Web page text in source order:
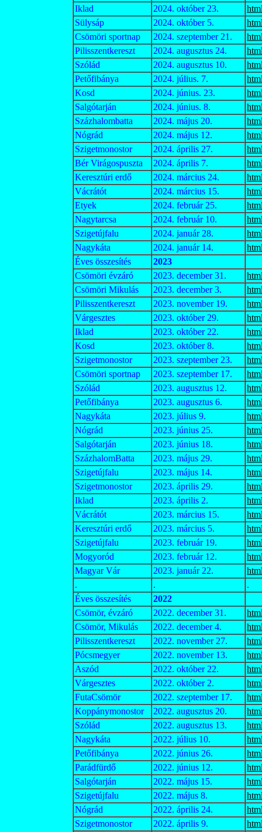
Iklad
2024. október 23.
Sülysáp
2024. október 5.
Csömöri sportnap
2024. szeptember 21.
Pilisszentkereszt
2024. augusztus 24.
Szólád
2024. augusztus 10.
Petőfibánya
2024. július. 7.
Kosd
2024. június. 23.
Salgótarján
2024. június. 8.
Százhalombatta
2024. május 20.
Nógrád
2024. május 12.
Szigetmonostor
2024. április 27.
Bér Virágospuszta
2024. április 7.
Keresztúri erdő
2024. március 24.
Vácrátót
2024. március 15.
Etyek
2024. február 25.
Nagytarcsa
2024. február 10.
Szigetújfalu
2024. január 28.
Nagykáta
2024. január 14.
Éves összesítés
2023
Csömöri évzáró
2023. december 31.
Csömöri Mikulás
2023. december 3.
Pilisszentkereszt
2023. november 19.
Várgesztes
2023. október 29.
Iklad
2023. október 22.
Kosd
2023. október 8.
Szigetmonostor
2023. szeptember 23.
Csömöri sportnap
2023. szeptember 17.
Szólád
2023. augusztus 12.
Petőfibánya
2023. augusztus 6.
Nagykáta
2023. július 9.
Nógrád
2023. június 25.
Salgótarján
2023. június 18.
SzázhalomBatta
2023. május 29.
Szigetújfalu
2023. május 14.
Szigetmonostor
2023. április 29.
Iklad
2023. április 2.
Vácrátót
2023. március 15.
Keresztúri erdő
2023. március 5.
Szigetújfalu
2023. február 19.
Mogyoród
2023. február 12.
Magyar Vár
2023. január 22.
.
.
.
Éves összesítés
2022
Csömör, évzáró
2022. december 31.
Csömör, Mikulás
2022. december 4.
Pilisszentkereszt
2022. november 27.
Pócsmegyer
2022. november 13.
Aszód
2022. október 22.
Várgesztes
2022. október 2.
FutaCsömör
2022. szeptember 17.
Koppánymonostor
2022. augusztus 20.
Szólád
2022. augusztus 13.
Nagykáta
2022. július 10.
Petőfibánya
2022. június 26.
Parádfürdő
2022. június 12.
Salgótarján
2022. május 15.
Szigetújfalu
2022. május 8.
Nógrád
2022. április 24.
Szigetmonostor
2022. április 9.